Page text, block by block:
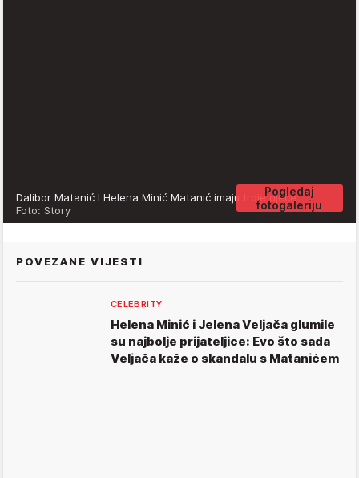
Pogledaj
fotogaleriju
Dalibor Matanić I Helena Minić Matanić imaju troje djece
Foto: Story
POVEZANE VIJESTI
CELEBRITY
Helena Minić i Jelena Veljača glumile
su najbolje prijateljice: Evo što sada
Veljača kaže o skandalu s Matanićem